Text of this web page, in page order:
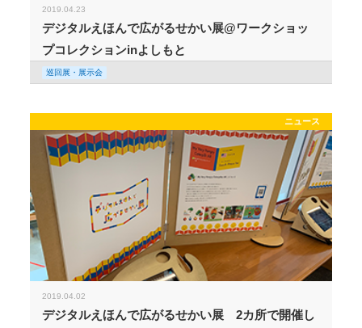
2019.04.23
デジタルえほんで広がるせかい展@ワークショッ
プコレクションinよしもと
巡回展・展示会
ニュース
2019.04.02
デジタルえほんで広がるせかい展 2カ所で開催し